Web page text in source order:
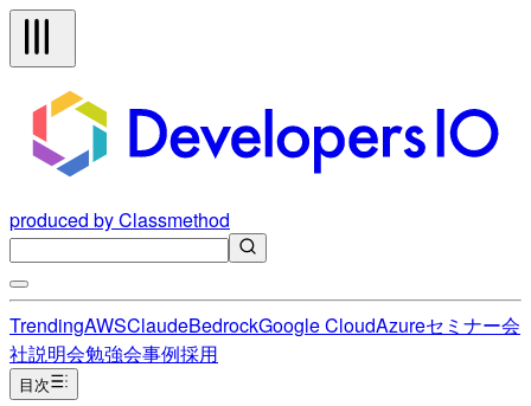
produced by Classmethod
TrendingAWSClaudeBedrockGoogle CloudAzureセミナー会
社説明会勉強会事例採用
目次